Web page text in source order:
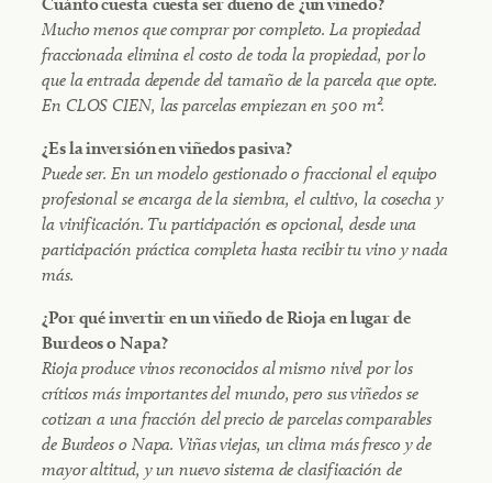
Mucho menos que comprar por completo. La propiedad
fraccionada elimina el costo de toda la propiedad, por lo
que la entrada depende del tamaño de la parcela que opte.
En CLOS CIEN, las parcelas empiezan en 500 m².
¿Es la inversión en viñedos pasiva?
Puede ser. En un modelo gestionado o fraccional el equipo
profesional se encarga de la siembra, el cultivo, la cosecha y
la vinificación. Tu participación es opcional, desde una
participación práctica completa hasta recibir tu vino y nada
más.
¿Por qué invertir en un viñedo de Rioja en lugar de
Burdeos o Napa?
Rioja produce vinos reconocidos al mismo nivel por los
críticos más importantes del mundo, pero sus viñedos se
cotizan a una fracción del precio de parcelas comparables
de Burdeos o Napa. Viñas viejas, un clima más fresco y de
mayor altitud, y un nuevo sistema de clasificación de